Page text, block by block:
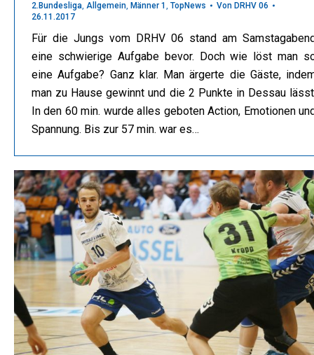
2.Bundesliga, Allgemein, Männer 1 , TopNews Von DRHV 06
26.11.2017
Für die Jungs vom DRHV 06 stand am
eine schwierige Aufgabe bevor. Doch wie löst man
eine Aufgabe? Ganz klar. Man ärgerte die Gäste,
man zu Hause gewinnt und die 2 Punkte in Dessau
In den 60 min. wurde alles geboten Action, Emotionen
Spannung. Bis zur 57 min. war es…